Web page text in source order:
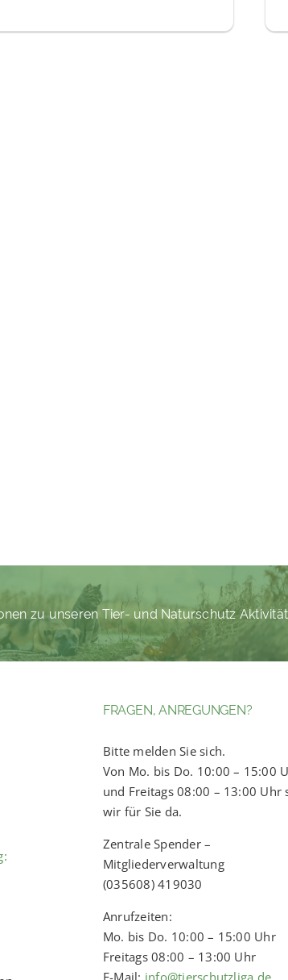
zu unseren Tier- und Naturschutz
FRAGEN, ANREGUNGEN?
Bitte melden Sie sich.
Von Mo. bis Do. 10:00 – 15:00
und Freitags 08:00 – 13:00 Uhr
wir für Sie da.
Zentrale Spender –
Mitgliederverwaltung
(035608) 419030
Anrufzeiten:
Mo. bis Do. 10:00 – 15:00 Uhr
Freitags 08:00 – 13:00 Uhr